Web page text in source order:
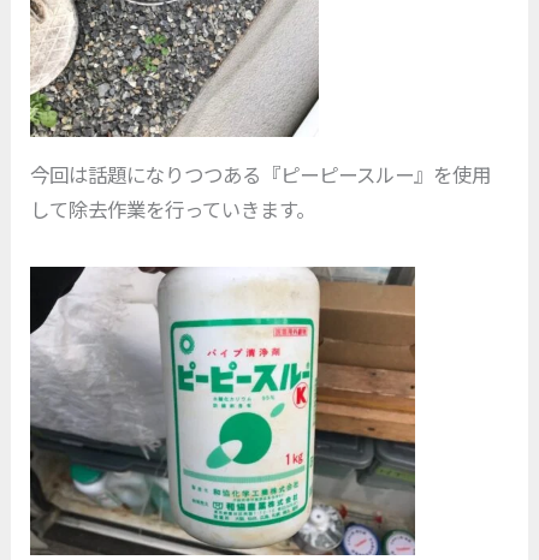
今回は話題になりつつある『ピーピースルー』を使用
して除去作業を行っていきます。